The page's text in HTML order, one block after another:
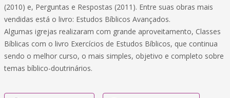
(2010) e, Perguntas e Respostas (2011). Entre suas obras mais
vendidas está o livro: Estudos Bíblicos Avançados.
Algumas igrejas realizaram com grande aproveitamento, Classes
Bíblicas com o livro Exercícios de Estudos Bíblicos, que continua
sendo o melhor curso, o mais simples, objetivo e completo sobre
temas bíblico-doutrinários.